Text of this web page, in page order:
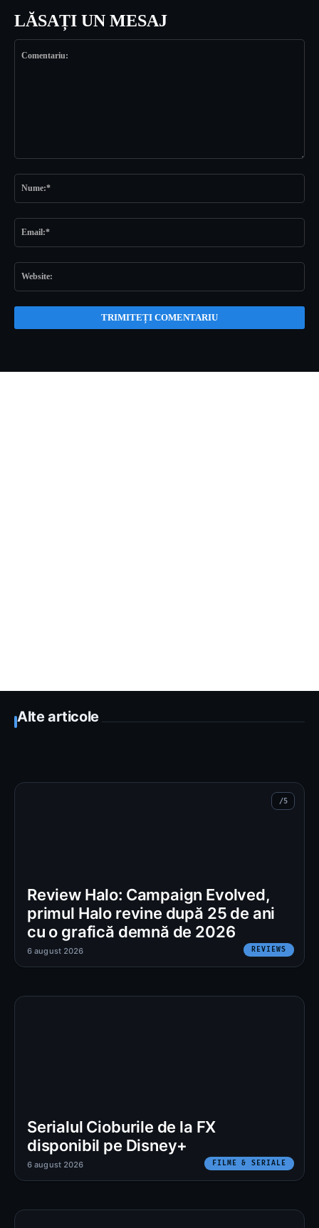
LĂSAȚI UN MESAJ
Alte articole
Review Halo: Campaign Evolved,
primul Halo revine după 25 de ani
cu o grafică demnă de 2026
REVIEWS
6 august 2026
Serialul Cioburile de la FX
disponibil pe Disney+
FILME & SERIALE
6 august 2026